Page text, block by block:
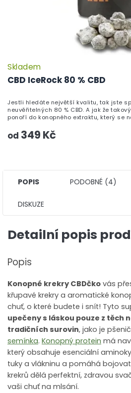
CBD IceRock 80 % CBD
Skladem
od 349 Kč
Jestli hledáte největší kvalitu, tak jste
neuvěřitelných 80 % CBD. A jak že
ponoří do konopného extraktu, který se
POPIS PODOBNÉ (4)
DISKUZE
Detailní popis
Popis
Konopné krekry CBDčko vás
křupavé krekry a aromatické
chuť, o které budete i snít! Tyto
upečeny s láskou pouze z těch
tradičních surovin, jako je
semínka. Konopný protein má
který obsahuje esenciální
tuky a vlákninu a pomáhá
krekrů dělá perfektní, zdravou
vaši chuť na mlsání.